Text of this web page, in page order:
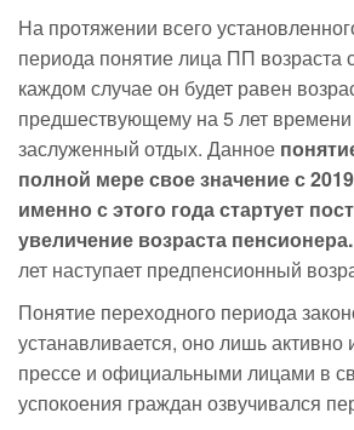
На протяжении всего
периода понятие лица ПП возраста
каждом случае он будет равен
предшествующему на 5 лет
заслуженный отдых. Данное
полной мере свое значение с
именно с этого года стартует
увеличение возраста пенсионера.
лет наступает предпенсионный
Понятие переходного периода
устанавливается, оно лишь активно
прессе и официальными лицами в
успокоения граждан озвучивался